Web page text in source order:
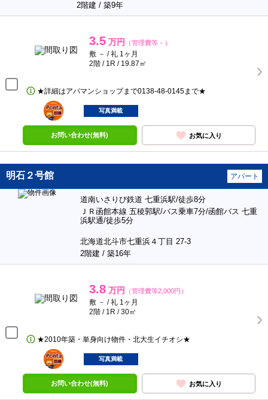
2階建 / 築9年
3.5 万円 （管理費等－）
敷 － / 礼 1ヶ月
2階 / 1R / 19.87㎡
★詳細はアパマンショップまで0138‐48‐0145まで★
ポンタ
部屋
写真満載
お問い合わせ(無料) お気に入り
明石２号館 アパート
道南いさりび鉄道 七重浜駅/徒歩8分
ＪＲ函館本線 五稜郭駅/バス乗車7分/函館バス 七重
浜駅通/徒歩5分
北海道北斗市七重浜４丁目 27-3
2階建 / 築16年
3.8 万円 （管理費等2,000円）
敷 － / 礼 1ヶ月
2階 / 1R / 30㎡
★2010年築・単身向け物件・北大生イチオシ★
ポンタ
部屋
写真満載
お問い合わせ(無料) お気に入り